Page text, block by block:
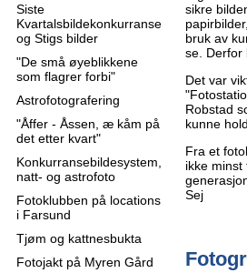
Siste
Kvartalsbildekonkurranse
og Stigs bilder
"De små øyeblikkene
som flagrer forbi"
Astrofotografering
"Åffer - Åssen, æ kåm på
det etter kvart"
Konkurransebildesystem,
natt- og astrofoto
Fotoklubben på locations
i Farsund
Tjøm og kattnesbukta
Fotojakt på Myren Gård
sikre
bruk av
se. Derfor
Det var
Robstad
kunne
Fra et
ikke
Sej